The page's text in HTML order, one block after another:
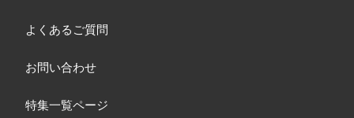
よくあるご質問
お問い合わせ
特集一覧ページ